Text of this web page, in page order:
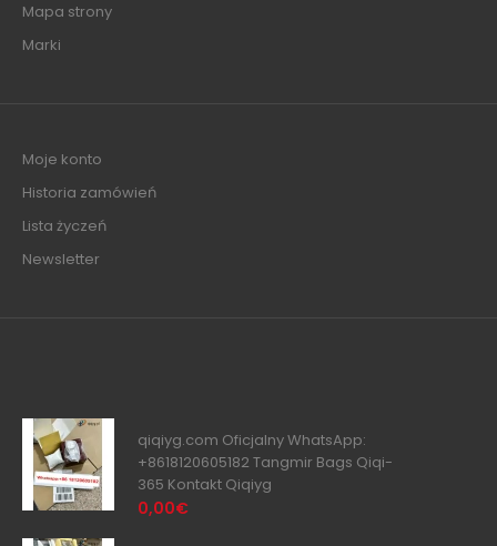
Mapa strony
Marki
Moje konto
Historia zamówień
Lista życzeń
Newsletter
qiqiyg.com Oficjalny WhatsApp:
+8618120605182 Tangmir Bags Qiqi-
365 Kontakt Qiqiyg
0,00€